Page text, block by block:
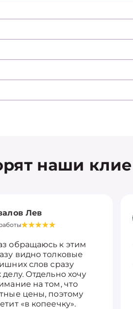
наши
Лев
обращаюсь к этим
видно толковые
слов сразу
Отдельно хочу
на том, что
цены, поэтому
«в копеечку».